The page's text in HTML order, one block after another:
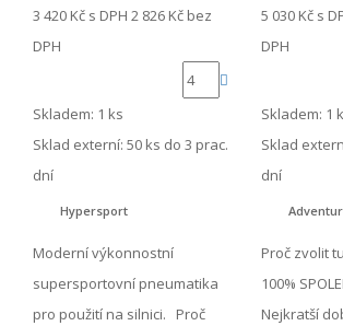
3 420 Kč s DPH 2 826 Kč bez
DPH
Skladem: 1 ks
Sklad externí: 50 ks do 3 prac.
dní
Hypersport
Moderní výkonnostní
supersportovní pneumatika
pro použití na silnici. Proč
5 030 Kč s
DPH
Skladem: 1
Sklad
dní
Proč zvolit
100%
Nejkratší